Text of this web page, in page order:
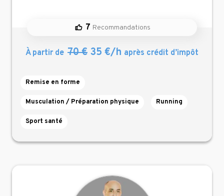
7 Recommandations
À partir de 70 € 35 €/h après crédit d’impôt
Remise en forme
Musculation / Préparation physique Running
Sport santé